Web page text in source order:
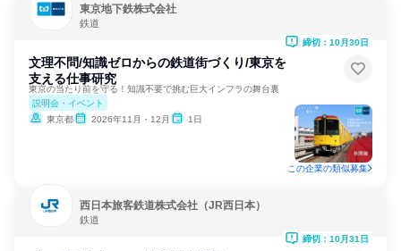
東京地下鉄株式会社
鉄道
文理不問/知識ゼロからの鉄道街づくり/東京を
支える仕事研究
東京の当たり前を守る！知識不要で挑む巨大インフラの舞台裏
説明会・イベント
東京都
2026年11月・12月 1日
締切：10月30日
この企業の類似募集
西日本旅客鉄道株式会社（JR西日本）
鉄道
締切：10月31日